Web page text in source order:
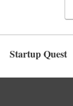
Startup Quest